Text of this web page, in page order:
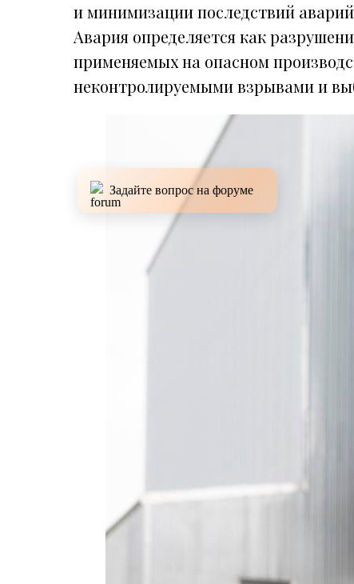
и минимизации последствий
Авария определяется как
применяемых на опасном
неконтролируемыми взрывами и
Задайте вопрос на форуме